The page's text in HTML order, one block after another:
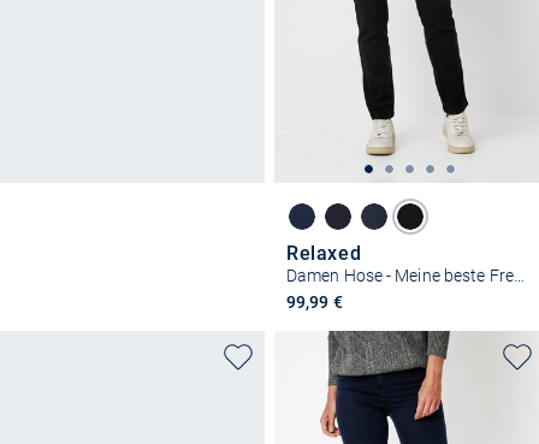
Relaxed
Damen Hose - Meine beste Freundin Slim
99,99 €